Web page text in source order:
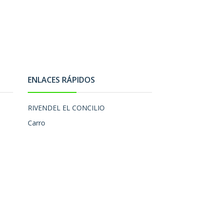
ENLACES RÁPIDOS
RIVENDEL EL CONCILIO
Carro